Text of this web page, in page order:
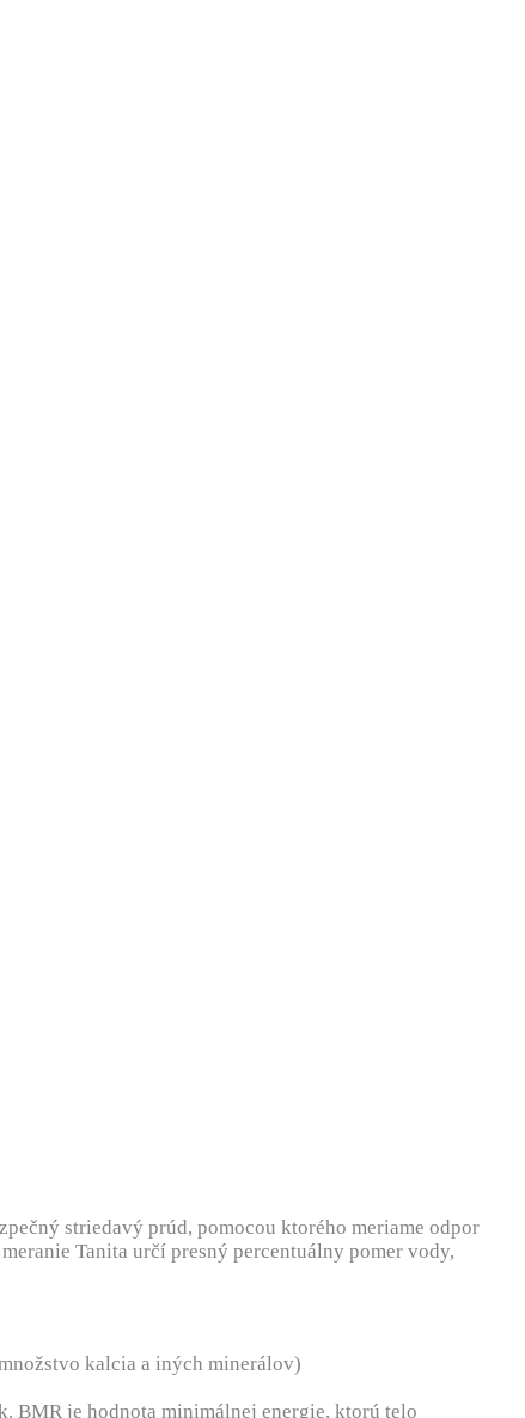
striedavý prúd, pomocou ktorého meriame odpor
Tanita určí presný percentuálny pomer vody,
kalcia a iných minerálov)
BMR je hodnota minimálnej energie, ktorú telo